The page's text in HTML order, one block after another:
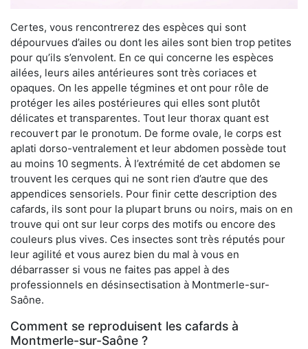
Certes, vous rencontrerez des espèces qui sont
dépourvues d’ailes ou dont les ailes sont bien trop petites
pour qu’ils s’envolent. En ce qui concerne les espèces
ailées, leurs ailes antérieures sont très coriaces et
opaques. On les appelle tégmines et ont pour rôle de
protéger les ailes postérieures qui elles sont plutôt
délicates et transparentes. Tout leur thorax quant est
recouvert par le pronotum. De forme ovale, le corps est
aplati dorso-ventralement et leur abdomen possède tout
au moins 10 segments. À l’extrémité de cet abdomen se
trouvent les cerques qui ne sont rien d’autre que des
appendices sensoriels. Pour finir cette description des
cafards, ils sont pour la plupart bruns ou noirs, mais on en
trouve qui ont sur leur corps des motifs ou encore des
couleurs plus vives. Ces insectes sont très réputés pour
leur agilité et vous aurez bien du mal à vous en
débarrasser si vous ne faites pas appel à des
professionnels en désinsectisation à Montmerle-sur-
Saône.
Comment se reproduisent les cafards à
Montmerle-sur-Saône ?